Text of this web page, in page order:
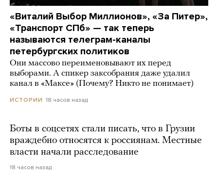
«Виталий Выбор Миллионов», «За Питер»,
«Транспорт СПб» — так теперь
называются телеграм-каналы
петербургских политиков
Они массово переименовывают их перед
выборами. А спикер заксобрания даже удалил
канал в «Максе» (Почему? Никто не понимает)
ИСТОРИИ 18 часов назад
Боты в соцсетях стали писать, что в Грузии
враждебно относятся к россиянам. Местные
власти начали расследование
18 часов назад